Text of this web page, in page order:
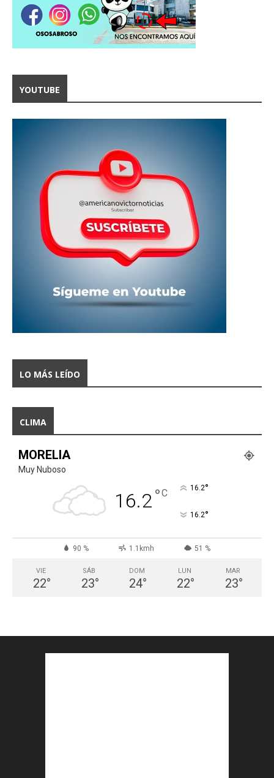
YOUTUBE
LO MÁS LEÍDO
CLIMA
MORELIA
Muy Nuboso
16.2°C 16.2°
16.2°
90 % 1.1kmh 51 %
VIE
22°
SÁB
23°
DOM
24°
LUN
22°
MAR
23°